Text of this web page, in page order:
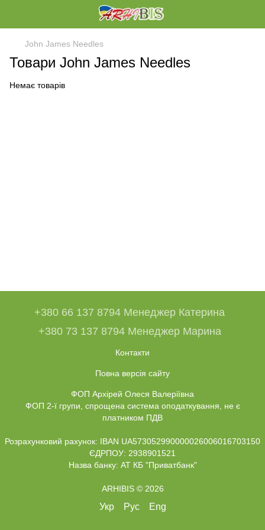
John James Needles
Товари John James Needles
Немає товарів
+380 66 137 8794 Менеджер Катерина
+380 73 137 8794 Менеджер Марина
Контакти
Повна версія сайту
ФОП Архірей Олеся Валеріївна
ФОП 2-ї групи, спрощена система оподаткування, не є
платником ПДВ
Розрахунковий рахунок: IBAN UA573052990000026006016703150
ЄДРПОУ: 2938901521
Назва банку: АТ КБ "Приватбанк"
ARHIBIS © 2026
Укр Рус Eng